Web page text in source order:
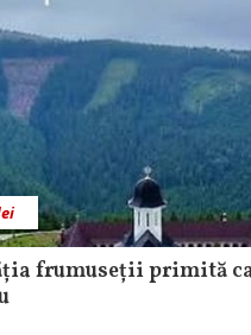
frumuseții primită